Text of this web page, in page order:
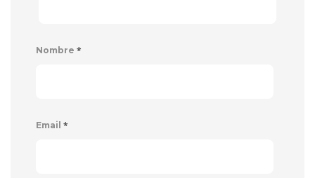
Nombre *
Email *